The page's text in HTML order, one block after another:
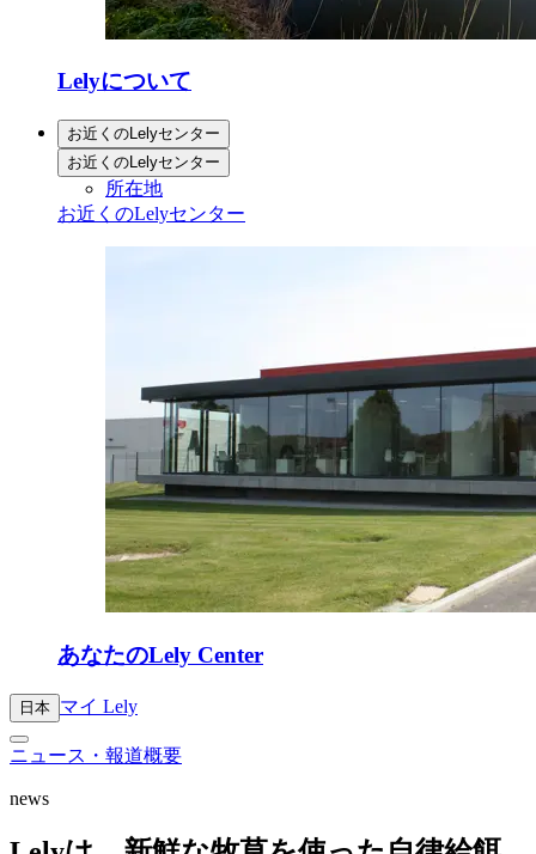
Lelyについて
お近くのLelyセンター
お近くのLelyセンター
所在地
お近くのLelyセンター
あなたのLely Center
日本 マイ Lely
ニュース・報道概要
news